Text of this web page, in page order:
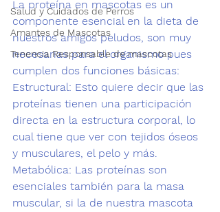
Salud y Cuidados de Perros
Amantes de Mascotas
Tenencia Responsable de mascotas
La proteína en mascotas es un
componente esencial en la dieta de
nuestros amigos peludos, son muy
necesarias para el organismo pues
cumplen dos funciones básicas:
Estructural: Esto quiere decir que las
proteínas tienen una participación
directa en la estructura corporal, lo
cual tiene que ver con tejidos óseos
y musculares, el pelo y más.
Metabólica: Las proteínas son
esenciales también para la masa
muscular, si la de nuestra mascota